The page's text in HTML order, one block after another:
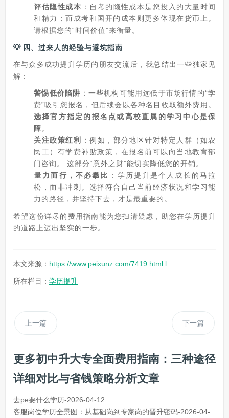
评估隐性成本 ‌：自考的隐性成本是您投入的大量时间
和精力；而成考和国开的成本则更多体现在货币上。
请根据您的“时间价值”来衡量。
💡 四、过来人的经验与避坑指南
在与众多成功提升学历的朋友交流后，我总结出一些独家见
解：
警惕低价陷阱 ‌：一些机构可能用远低于市场行情的“学
费”吸引您报名，但后续会以各种名目收取额外费用。‌
选择官方指定的报名点或高校直属的学习中心是保
障‌。
关注政策红利
‌：例如，部分地区针对特定人群（如农
民工）有学费补贴政策，在报名前可以向当地教育部
门咨询。 这部分“意外之财”能切实降低您的开销。
量力而行，不必攀比 ‌：学历提升是个人成长的马拉
松，而非冲刺。选择符合自己当前经济状况和学习能
力的路径，并坚持下去，才是最重要的。
希望这份详尽的费用指南能为您扫清疑虑，助您在学历提升
的道路上迈出坚实的一步。
本文来源： https://www.peixunz.com/7419.html l
所在栏目： 学历提升
上一篇 下一篇
更多初中升大专全面费用指南：三种途径
详细对比与省钱策略分析文章
去pe要什么学历-2026-04-12
客服岗位学历全景图：从基础岗到专家岗的晋升密码-2026-04-